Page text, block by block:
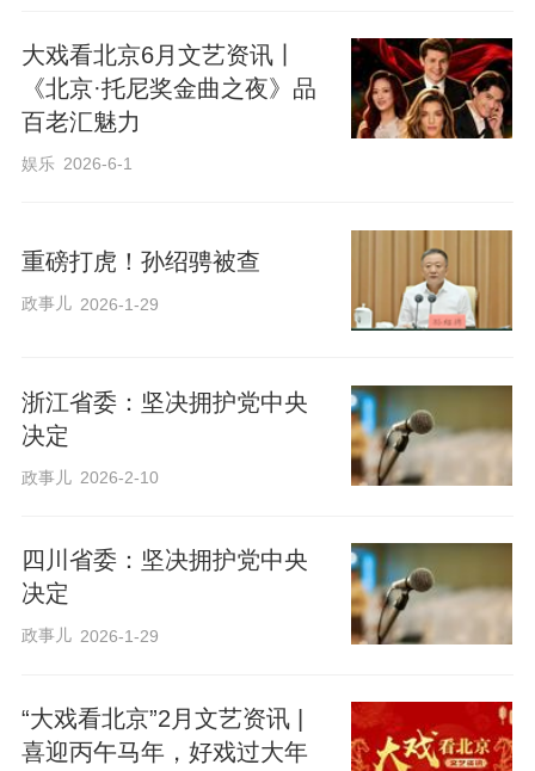
大戏看北京6月文艺资讯丨
《北京·托尼奖金曲之夜》品
百老汇魅力
娱乐 2026-6-1
重磅打虎！孙绍骋被查
政事儿 2026-1-29
浙江省委：坚决拥护党中央
决定
政事儿 2026-2-10
四川省委：坚决拥护党中央
决定
政事儿 2026-1-29
“大戏看北京”2月文艺资讯 |
喜迎丙午马年，好戏过大年